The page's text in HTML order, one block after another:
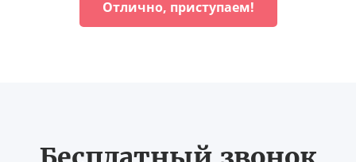
Отлично, приступаем!